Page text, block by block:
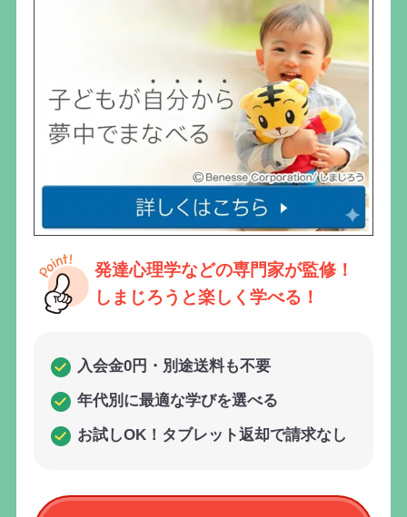
発達心理学などの専門家が監修！
しまじろうと楽しく学べる！
入会金0円・別途送料も不要
年代別に最適な学びを選べる
お試しOK！タブレット返却で請求なし